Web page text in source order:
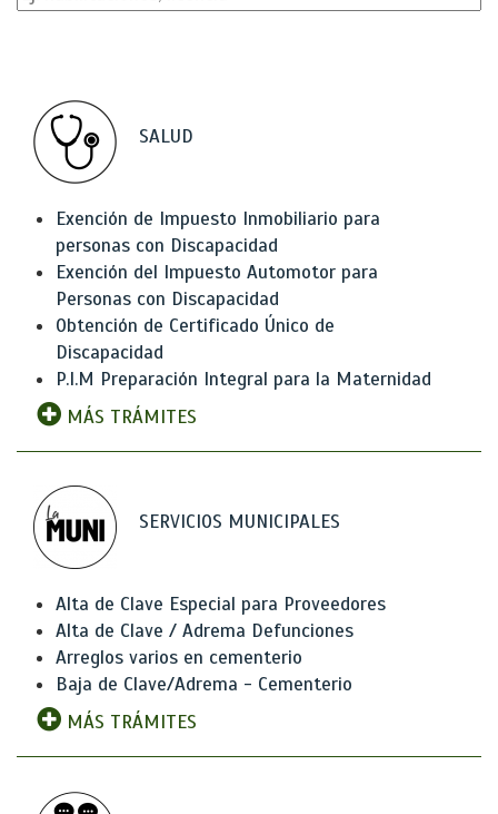
SALUD
Exención de Impuesto Inmobiliario para
personas con Discapacidad
Exención del Impuesto Automotor para
Personas con Discapacidad
Obtención de Certificado Único de
Discapacidad
P.I.M Preparación Integral para la Maternidad
MÁS TRÁMITES
SERVICIOS MUNICIPALES
Alta de Clave Especial para Proveedores
Alta de Clave / Adrema Defunciones
Arreglos varios en cementerio
Baja de Clave/Adrema - Cementerio
MÁS TRÁMITES